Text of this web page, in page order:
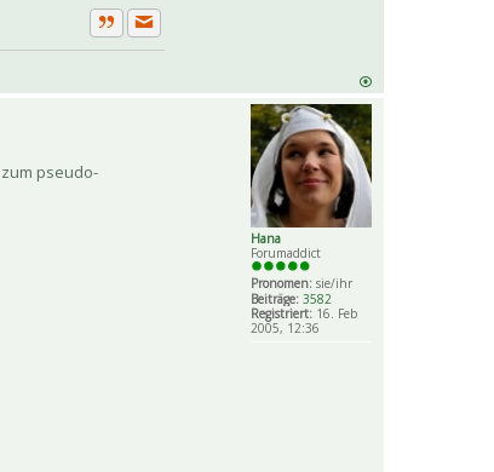
ZitatPrivate Nachricht senden
Hana
Forumaddict
Pronomen: sie/ihr
Beiträge: 3582
Registriert: 16. Feb
2005, 12:36
pseudo-